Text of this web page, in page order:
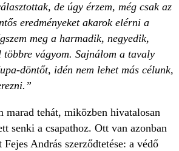
de úgy érzem, még csak az
eredményeket akarok elérni a
meg a harmadik, negyedik,
vágyom. Sajnálom a tavaly
döntőt, idén nem lehet más célunk,
marad tehát, miközben hivatalosan
senki a csapathoz. Ott van azonban
András szerződtetése: a védő